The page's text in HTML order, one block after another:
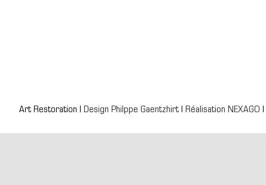
Art Restoration | Design Philppe Gaentzhirt| Réalisation NEXAGO |